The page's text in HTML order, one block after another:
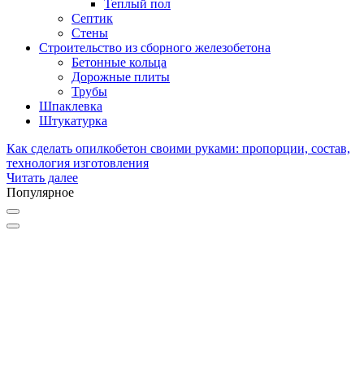
Теплый пол
Септик
Стены
Строительство из сборного железобетона
Бетонные кольца
Дорожные плиты
Трубы
Шпаклевка
Штукатурка
Как сделать опилкобетон своими руками: пропорции, состав,
технология изготовления
Читать далее
Популярное